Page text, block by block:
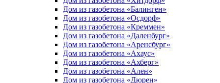
Дом из газобетона «Балинген»
Дом из газобетона «Осдорф»
Дом из газобетона «Креммен»
Дом из газобетона «Даленбург»
Дом из газобетона «Аренсбург»
Дом из газобетона «Ахаус»
Дом из газобетона «Ахберг»
Дом из газобетона «Ален»
Дом из газобетона «Дюрен»